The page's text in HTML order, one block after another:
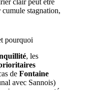
cumule stagnation,
pourquoi
, les
de Fontaine
avec Sannois)